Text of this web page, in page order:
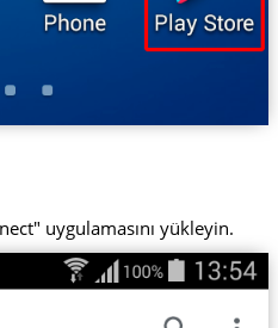
uygulamasını yükleyin.